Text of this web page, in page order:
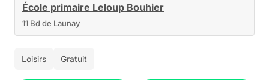
École primaire Leloup Bouhier
11 Bd de Launay
Loisirs Gratuit